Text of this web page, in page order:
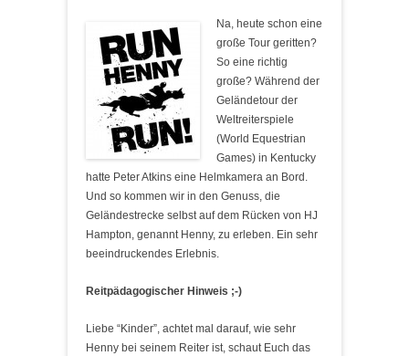
Na, heute schon eine
große Tour geritten?
So eine richtig
große? Während der
Geländetour der
Weltreiterspiele
(World Equestrian
Games) in Kentucky
hatte Peter Atkins eine Helmkamera an Bord.
Und so kommen wir in den Genuss, die
Geländestrecke selbst auf dem Rücken von HJ
Hampton, genannt Henny, zu erleben. Ein sehr
beeindruckendes Erlebnis.
Reitpädagogischer Hinweis ;-)
Liebe “Kinder”, achtet mal darauf, wie sehr
Henny bei seinem Reiter ist, schaut Euch das